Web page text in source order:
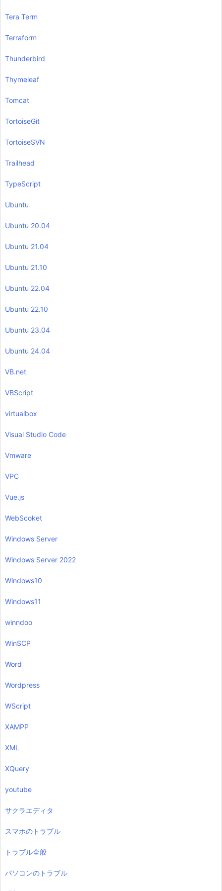
Tera Term
Terraform
Thunderbird
Thymeleaf
Tomcat
TortoiseGit
TortoiseSVN
Trailhead
TypeScript
Ubuntu
Ubuntu 20.04
Ubuntu 21.04
Ubuntu 21.10
Ubuntu 22.04
Ubuntu 22.10
Ubuntu 23.04
Ubuntu 24.04
VB.net
VBScript
virtualbox
Visual Studio Code
Vmware
VPC
Vue.js
WebScoket
Windows Server
Windows Server 2022
Windows10
Windows11
winndoo
WinSCP
Word
Wordpress
WScript
XAMPP
XML
XQuery
youtube
サクラエディタ
スマホのトラブル
トラブル全般
パソコンのトラブル